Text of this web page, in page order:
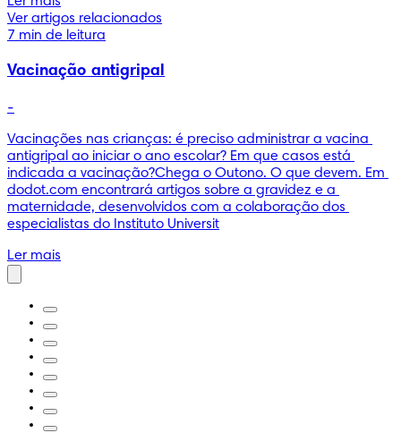
Ver artigos relacionados
7 min de leitura
Vacinação antigripal
-
Vacinações nas crianças: é preciso administrar a vacina
antigripal ao iniciar o ano escolar? Em que casos está
indicada a vacinação?Chega o Outono. O que devem. Em
dodot.com encontrará artigos sobre a gravidez e a
maternidade, desenvolvidos com a colaboração dos
especialistas do Instituto Universit
Ler mais